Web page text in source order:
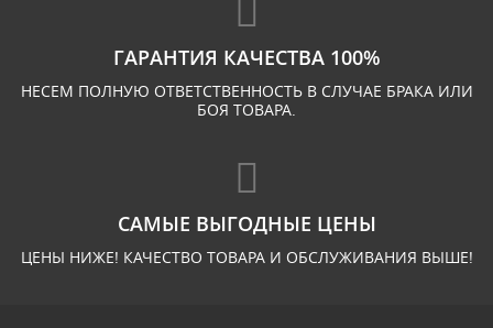
ГАРАНТИЯ КАЧЕСТВА 100%
НЕСЕМ ПОЛНУЮ ОТВЕТСТВЕННОСТЬ В СЛУЧАЕ БРАКА ИЛИ
БОЯ ТОВАРА.
САМЫЕ ВЫГОДНЫЕ ЦЕНЫ
ЦЕНЫ НИЖЕ! КАЧЕСТВО ТОВАРА И ОБСЛУЖИВАНИЯ ВЫШЕ!